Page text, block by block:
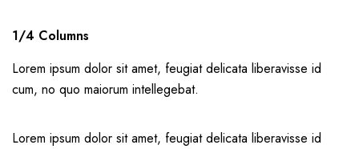
1/4 Columns
Lorem ipsum dolor sit amet, feugiat delicata liberavisse id
cum, no quo maiorum intellegebat.
Lorem ipsum dolor sit amet, feugiat delicata liberavisse id